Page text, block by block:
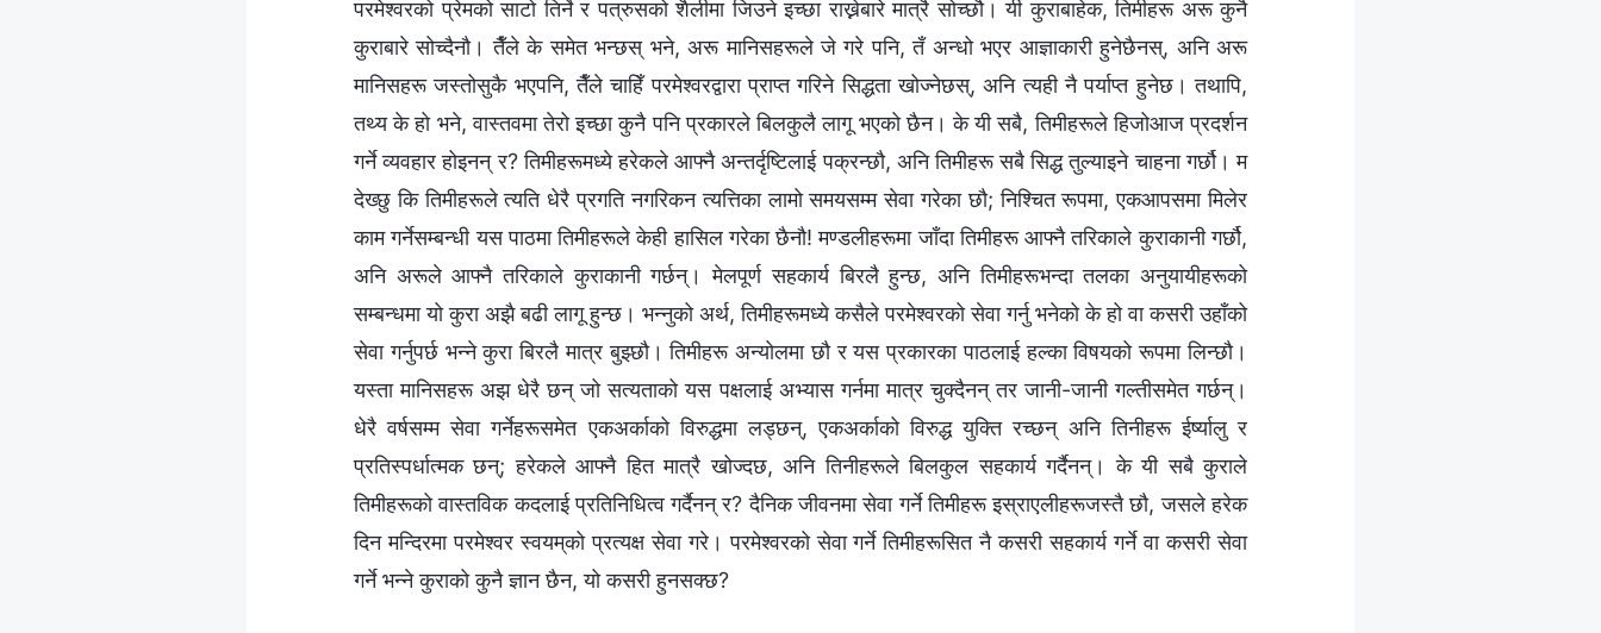
परमेश्‍वरको प्रेमको साटो तिर्ने र पत्रुसको शैलीमा जिउने इच्छा राख्नेबारे मात्रै सोच्छौ। यी कुराबाहेक, तिमीहरू अरू कुनै
कुराबारे सोच्दैनौ। तैँले के समेत भन्छस् भने, अरू मानिसहरूले जे गरे पनि, तँ अन्धो भएर आज्ञाकारी हुनेछैनस्, अनि अरू
मानिसहरू जस्तोसुकै भएपनि, तैँले चाहिँ परमेश्‍वरद्वारा प्राप्त गरिने सिद्धता खोज्नेछस्, अनि त्यही नै पर्याप्त हुनेछ। तथापि,
तथ्य के हो भने, वास्तवमा तेरो इच्छा कुनै पनि प्रकारले बिलकुलै लागू भएको छैन। के यी सबै, तिमीहरूले हिजोआज प्रदर्शन
गर्ने व्यवहार होइनन् र? तिमीहरूमध्ये हरेकले आफ्नै अन्तर्दृष्टिलाई पक्रन्छौ, अनि तिमीहरू सबै सिद्ध तुल्याइने चाहना गर्छौ। म
देख्छु कि तिमीहरूले त्यति धेरै प्रगति नगरिकन त्यत्तिका लामो समयसम्म सेवा गरेका छौ; निश्‍चित रूपमा, एकआपसमा मिलेर
काम गर्नेसम्‍बन्धी यस पाठमा तिमीहरूले केही हासिल गरेका छैनौ! मण्डलीहरूमा जाँदा तिमीहरू आफ्नै तरिकाले कुराकानी गर्छौ,
अनि अरूले आफ्नै तरिकाले कुराकानी गर्छन्। मेलपूर्ण सहकार्य बिरलै हुन्छ, अनि तिमीहरूभन्दा तलका अनुयायीहरूको
सम्बन्धमा यो कुरा अझै बढी लागू हुन्छ। भन्‍नुको अर्थ, तिमीहरूमध्ये कसैले परमेश्‍वरको सेवा गर्नु भनेको के हो वा कसरी उहाँको
सेवा गर्नुपर्छ भन्‍ने कुरा बिरलै मात्र बुझ्छौ। तिमीहरू अन्योलमा छौ र यस प्रकारका पाठलाई हल्का विषयको रूपमा लिन्छौ।
यस्ता मानिसहरू अझ धेरै छन् जो सत्यताको यस पक्षलाई अभ्यास गर्नमा मात्र चुक्दैनन् तर जानी-जानी गल्तीसमेत गर्छन्।
धेरै वर्षसम्म सेवा गर्नेहरूसमेत एकअर्काको विरुद्धमा लड्छन्, एकअर्काको विरुद्ध युक्ति रच्छन् अनि तिनीहरू ईर्ष्यालु र
प्रतिस्पर्धात्मक छन्; हरेकले आफ्नै हित मात्रै खोज्दछ, अनि तिनीहरूले बिलकुल सहकार्य गर्दैनन्। के यी सबै कुराले
तिमीहरूको वास्तविक कदलाई प्रतिनिधित्व गर्दैनन् र? दैनिक जीवनमा सेवा गर्ने तिमीहरू इस्राएलीहरूजस्तै छौ, जसले हरेक
दिन मन्दिरमा परमेश्‍वर स्वयम्‌को प्रत्यक्ष सेवा गरे। परमेश्‍वरको सेवा गर्ने तिमीहरूसित नै कसरी सहकार्य गर्ने वा कसरी सेवा
गर्ने भन्‍ने कुराको कुनै ज्ञान छैन, यो कसरी हुनसक्छ?